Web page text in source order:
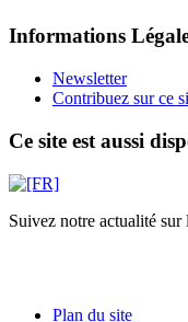
Informations
Newsletter
Contribuez sur ce
Ce site est aussi
Suivez notre actualité sur
Plan du site